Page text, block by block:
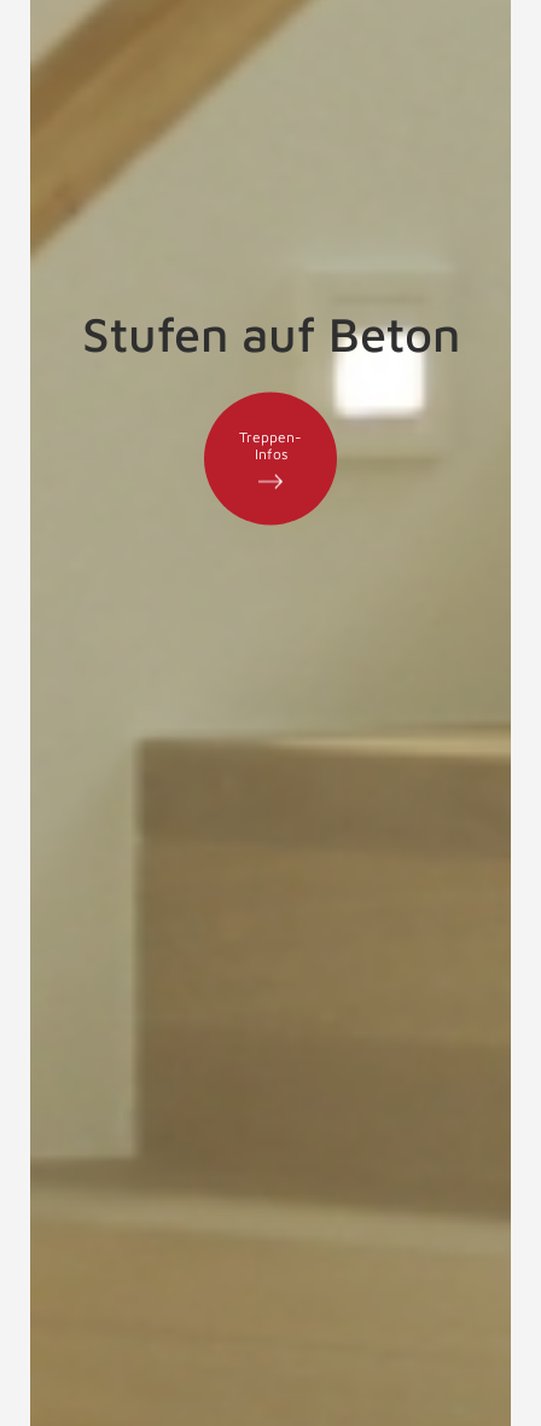
Stufen auf Beton
Treppen-
Infos